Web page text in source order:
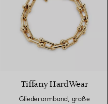
Tiffany HardWear
Gliederarmband, große